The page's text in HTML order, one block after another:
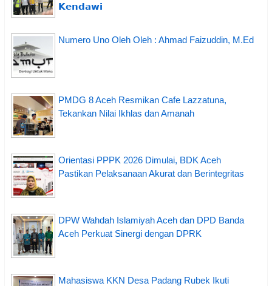
𝗞𝗲𝗻𝗱𝗮𝘄𝗶
Numero Uno Oleh Oleh : Ahmad Faizuddin, M.Ed
PMDG 8 Aceh Resmikan Cafe Lazzatuna,
Tekankan Nilai Ikhlas dan Amanah
Orientasi PPPK 2026 Dimulai, BDK Aceh
Pastikan Pelaksanaan Akurat dan Berintegritas
DPW Wahdah Islamiyah Aceh dan DPD Banda
Aceh Perkuat Sinergi dengan DPRK
Mahasiswa KKN Desa Padang Rubek Ikuti